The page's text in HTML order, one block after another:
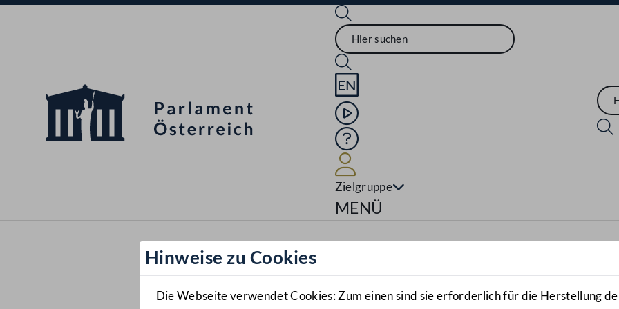
Sprache English
Mediathek
Hilfe
Zielgruppe
Navigationsmenü öffnen
MENÜ
Hinweise zu Cookies
Die Webseite verwendet Cookies: Zum einen sind sie erforderlich für die Herstellung